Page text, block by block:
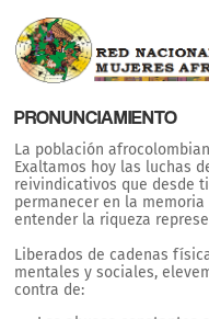
PRONUNCIAMIENTO
La población
Exaltamos hoy las luchas
reivindicativos que desde
permanecer en la
entender la riqueza
Liberados de cadenas
mentales y sociales,
contra de: